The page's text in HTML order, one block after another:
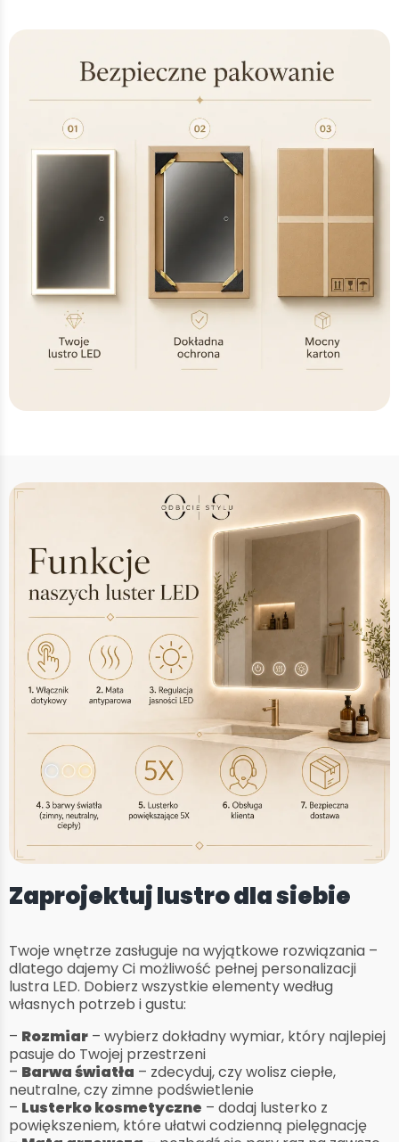
Zaprojektuj lustro dla siebie
Twoje wnętrze zasługuje na wyjątkowe rozwiązania –
dlatego dajemy Ci możliwość pełnej personalizacji
lustra LED. Dobierz wszystkie elementy według
własnych potrzeb i gustu:
– Rozmiar – wybierz dokładny wymiar, który najlepiej
pasuje do Twojej przestrzeni
– Barwa światła – zdecyduj, czy wolisz ciepłe,
neutralne, czy zimne podświetlenie
– Lusterko kosmetyczne – dodaj lusterko z
powiększeniem, które ułatwi codzienną pielęgnację